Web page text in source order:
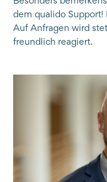
dem qualido Support!
Auf Anfragen wird
freundlich reagiert.